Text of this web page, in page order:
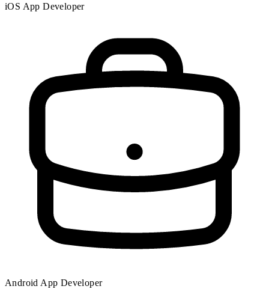
iOS App Developer
Android App Developer